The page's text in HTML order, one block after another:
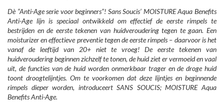
Dè “Anti-Age serie voor beginners”! Sans Soucis’ MOISTURE Aqua Benefits
Anti-Age lijn is speciaal ontwikkeld om effectief de eerste rimpels te
bestrijden en de eerste tekenen van huidveroudering tegen te gaan. Een
moisturizer en effectieve preventie tegen de eerste rimpels – daarvoor is het
vanaf de leeftijd van 20+ niet te vroeg! De eerste tekenen van
huidveroudering beginnen zichzelf te tonen, de huid ziet er vermoeid en vaal
uit, de functies van de huid worden onmerkbaar trager en de droge huid
toont droogtelijntjes. Om te voorkomen dat deze lijntjes en beginnende
rimpels dieper worden, introduceert SANS SOUCIS; MOISTURE Aqua
Benefits Anti-Age.